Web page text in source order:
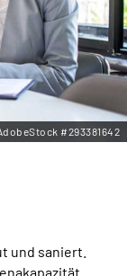
#293381642
und saniert.